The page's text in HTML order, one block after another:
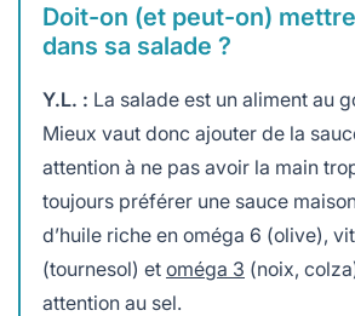
Doit-on (et peut-on)
dans sa salade ?
Y.L. : La salade est un aliment au
Mieux vaut donc ajouter de la
attention à ne pas avoir la main
toujours préférer une sauce
d’huile riche en oméga 6 (olive),
(tournesol) et oméga 3 (noix,
attention au sel.